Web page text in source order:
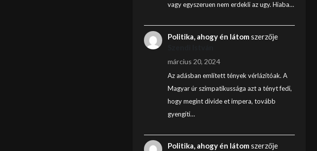
vagy egyszeruen nem erdekli az ugy. Hiaba…
Politika, ahogy én látom szerzője
március 20, 2024
Az adásban említett tények vérlázítóak. A
Magyar úr szimpatikussága azt a tényt fedi,
hogy megint divide et impera, tovább
gyengíti…
Politika, ahogy én látom szerzője